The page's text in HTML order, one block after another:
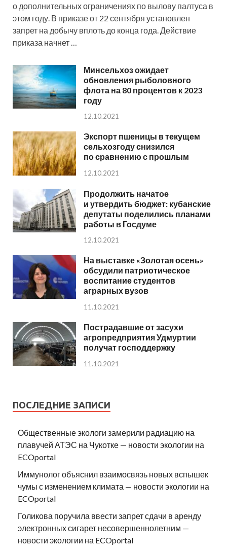
о дополнительных ограничениях по вылову палтуса в
этом году. В приказе от 22 сентября установлен
запрет на добычу вплоть до конца года. Действие
приказа начнет …
Минсельхоз ожидает
обновления рыболовного
флота на 80 процентов к 2023
году
12.10.2021
Экспорт пшеницы в текущем
сельхозгоду снизился
по сравнению с прошлым
12.10.2021
Продолжить начатое
и утвердить бюджет: кубанские
депутаты поделились планами
работы в Госдуме
12.10.2021
На выставке «Золотая осень»
обсудили патриотическое
воспитание студентов
аграрных вузов
11.10.2021
Пострадавшие от засухи
агропредприятия Удмуртии
получат господдержку
11.10.2021
ПОСЛЕДНИЕ ЗАПИСИ
Общественные экологи замерили радиацию на
плавучей АТЭС на Чукотке — новости экологии на
ECOportal
Иммунолог объяснил взаимосвязь новых вспышек
чумы с изменением климата — новости экологии на
ECOportal
Голикова поручила ввести запрет сдачи в аренду
электронных сигарет несовершеннолетним —
новости экологии на ECOportal